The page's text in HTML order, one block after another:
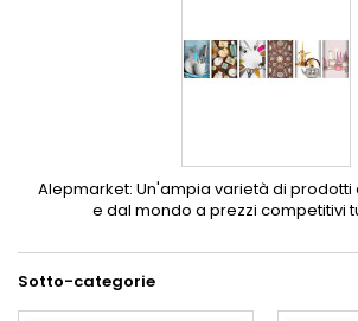
Alepmarket: Un'ampia varietà di prodotti
e dal mondo a prezzi competitivi
Sotto-categorie